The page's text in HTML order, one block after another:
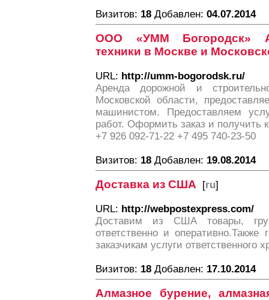
Визитов: 18 Добавлен: 04.07.2014
ООО «УММ Богородск»
техники в Москве и
URL: http://umm-bogorodsk.ru/
Аренда дорожной и
Московской области,
машинистом. Предоставляем
работ. Оформить заказ и получить
+7 926 092-71-22 +7 495 740-23-50
Визитов: 18 Добавлен: 19.08.2014
Доставка из США [ru]
URL: http://webpostexpress.com/
Доставим из США товары,
ответственно и оперативно.Также
заказчикам услуги ответственного
Визитов: 18 Добавлен: 17.10.2014
Алмазное бурение,